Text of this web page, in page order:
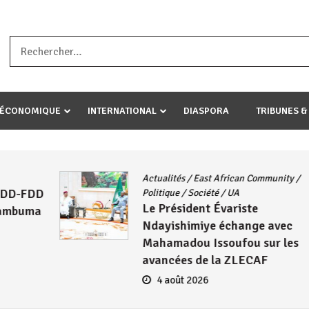
umariye umuryango wawe canke igihugu cakwibarutse
INTERNATIONAL DIASPORA TRIBUNES
AFRIQUE/CNDD-FDD/Guerre
Géopolitique/Histoire/Politique
Burundi / Afrique du Sud : L’ANC
et le CNDD-FDD, face à la
Colonialité « la Croix et la
Bannière »